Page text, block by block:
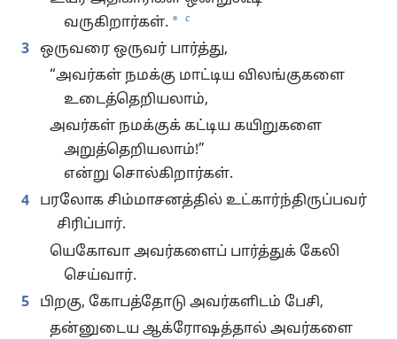
வருகிறார்கள். * c
3 ஒருவரை ஒருவர் பார்த்து,
“அவர்கள் நமக்கு மாட்டிய விலங்குகளை
உடைத்தெறியலாம்,
அவர்கள் நமக்குக் கட்டிய கயிறுகளை
அறுத்தெறியலாம்!”
என்று சொல்கிறார்கள்.
4
பரலோக சிம்மாசனத்தில் உட்கார்ந்திருப்பவர்
சிரிப்பார்.
யெகோவா அவர்களைப் பார்த்துக் கேலி
செய்வார்.
5
பிறகு, கோபத்தோடு அவர்களிடம் பேசி,
தன்னுடைய ஆக்ரோஷத்தால் அவர்களை